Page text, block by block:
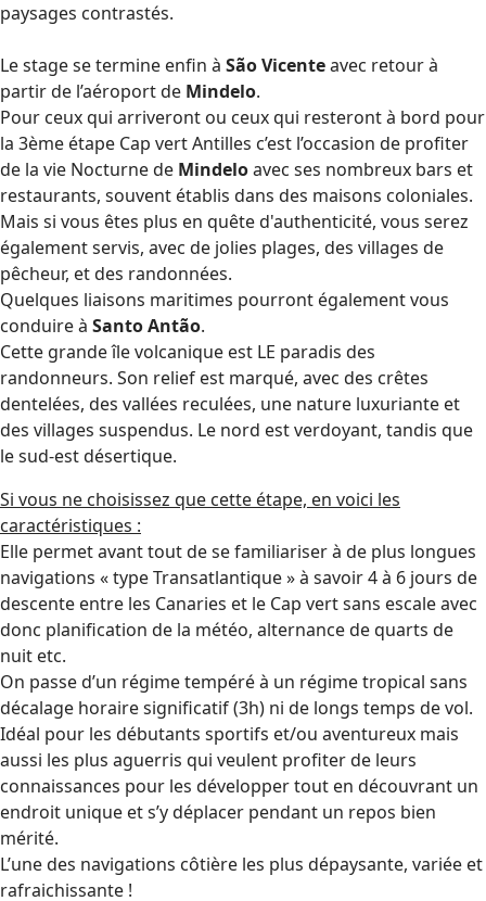
paysages contrastés.
Le stage se termine enfin à São Vicenteavec retour à
partir de l’aéroport de Mindelo.
Pour ceux qui arriveront ou ceux qui resteront à bord pour
la 3ème étape Cap vert Antilles c’est l’occasion de profiter
de la vie Nocturne de Mindeloavec ses nombreux bars et
restaurants, souvent établis dans des maisons coloniales.
Mais si vous êtes plus en quête d'authenticité, vous serez
également servis, avec de jolies plages, des villages de
pêcheur, et des randonnées.
Quelques liaisons maritimes pourront également vous
conduire à Santo Antão.
Cette grande île volcanique est LE paradis des
randonneurs. Son relief est marqué, avec des crêtes
dentelées, des vallées reculées, une nature luxuriante et
des villages suspendus. Le nord est verdoyant, tandis que
le sud-est désertique.
Si vous ne choisissez que cette étape, en voici les
caractéristiques :
Elle permet avant tout de se familiariser à de plus longues
navigations « type Transatlantique » à savoir 4 à 6 jours de
descente entre les Canaries et le Cap vert sans escale avec
donc planification de la météo, alternance de quarts de
nuit etc.
On passe d’un régime tempéré à un régime tropical sans
décalage horaire significatif (3h) ni de longs temps de vol.
Idéal pour les débutants sportifs et/ou aventureux mais
aussi les plus aguerris qui veulent profiter de leurs
connaissances pour les développer tout en découvrant un
endroit unique et s’y déplacer pendant un repos bien
mérité.
L’une des navigations côtière les plus dépaysante, variée et
rafraichissante !